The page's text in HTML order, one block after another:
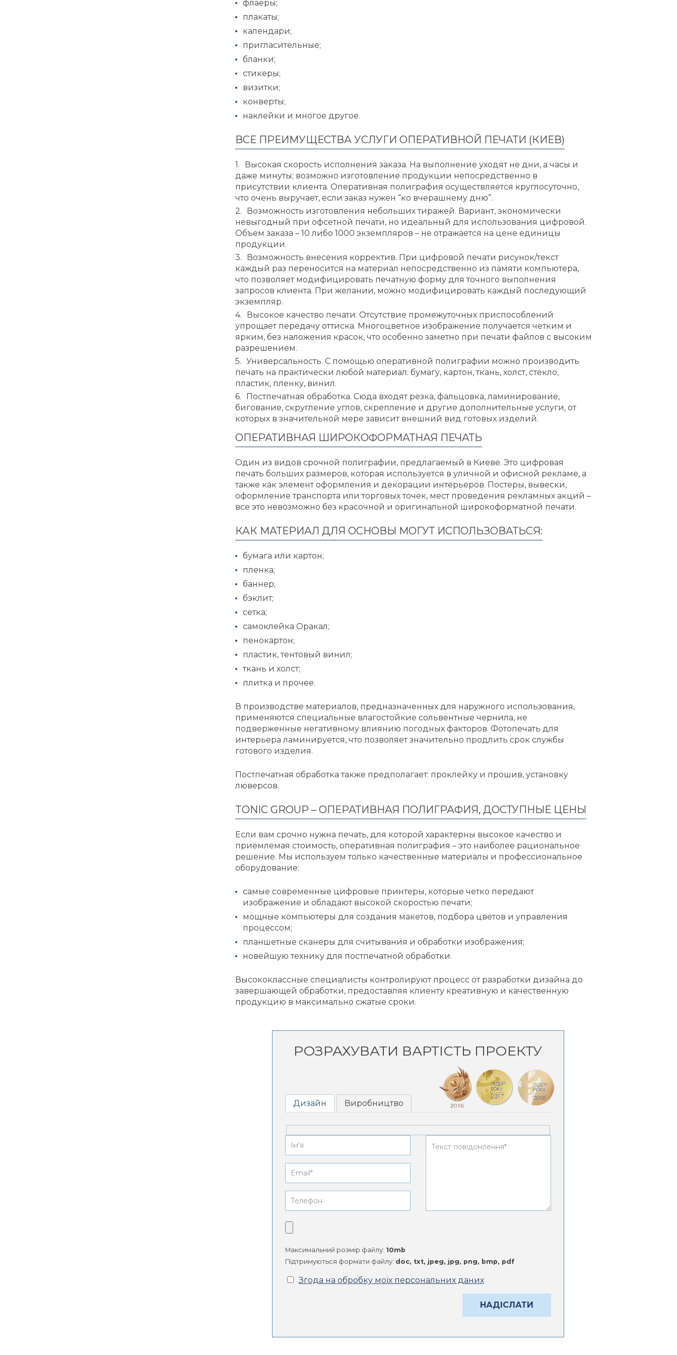
флаеры;
плакаты;
календари;
пригласительные;
бланки;
стикеры;
визитки;
конверты;
наклейки и многое другое.
ВСЕ ПРЕИМУЩЕСТВА УСЛУГИ ОПЕРАТИВНОЙ ПЕЧАТИ (КИЕВ)
Высокая скорость исполнения заказа. На выполнение уходят не дни, а часы и
даже минуты; возможно изготовление продукции непосредственно в
присутствии клиента. Оперативная полиграфия осуществляется круглосуточно,
что очень выручает, если заказ нужен “ко вчерашнему дню”.
Возможность изготовления небольших тиражей. Вариант, экономически
невыгодный при офсетной печати, но идеальный для использования цифровой.
Объем заказа – 10 либо 1000 экземпляров – не отражается на цене единицы
продукции.
Возможность внесения корректив. При цифровой печати рисунок/текст
каждый раз переносится на материал непосредственно из памяти компьютера,
что позволяет модифицировать печатную форму для точного выполнения
запросов клиента. При желании, можно модифицировать каждый последующий
экземпляр.
Высокое качество печати. Отсутствие промежуточных приспособлений
упрощает передачу оттиска. Многоцветное изображение получается четким и
ярким, без наложения красок, что особенно заметно при печати файлов с высоким
разрешением.
Универсальность. С помощью оперативной полиграфии можно производить
печать на практически любой материал: бумагу, картон, ткань, холст, стекло,
пластик, пленку, винил.
Постпечатная обработка. Сюда входят резка, фальцовка, ламинирование,
бигование, скругление углов, скрепление и другие дополнительные услуги, от
которых в значительной мере зависит внешний вид готовых изделий.
ОПЕРАТИВНАЯ ШИРОКОФОРМАТНАЯ ПЕЧАТЬ
Один из видов срочной полиграфии, предлагаемый в Киеве. Это цифровая
печать больших размеров, которая используется в уличной и офисной рекламе, а
также как элемент оформления и декорации интерьеров. Постеры, вывески,
оформление транспорта или торговых точек, мест проведения рекламных акций –
все это невозможно без красочной и оригинальной широкоформатной печати.
КАК МАТЕРИАЛ ДЛЯ ОСНОВЫ МОГУТ ИСПОЛЬЗОВАТЬСЯ:
бумага или картон;
пленка;
баннер;
бэклит;
сетка;
самоклейка Оракал;
пенокартон;
пластик, тентовый винил;
ткань и холст;
плитка и прочее.
В производстве материалов, предназначенных для наружного использования,
применяются специальные влагостойкие сольвентные чернила, не
подверженные негативному влиянию погодных факторов. Фотопечать для
интерьера ламинируется, что позволяет значительно продлить срок службы
готового изделия.
Постпечатная обработка также предполагает: проклейку и прошив, установку
люверсов.
TONIC GROUP – ОПЕРАТИВНАЯ ПОЛИГРАФИЯ, ДОСТУПНЫЕ ЦЕНЫ
Если вам срочно нужна печать, для которой характерны высокое качество и
приемлемая стоимость, оперативная полиграфия – это наиболее рациональное
решение. Мы используем только качественные материалы и профессиональное
оборудование:
самые современные цифровые принтеры, которые четко передают
изображение и обладают высокой скоростью печати;
мощные компьютеры для создания макетов, подбора цветов и управления
процессом;
планшетные сканеры для считывания и обработки изображения;
новейшую технику для постпечатной обработки.
Высококлассные специалисты контролируют процесс от разработки дизайна до
завершающей обработки, предоставляя клиенту креативную и качественную
продукцию в максимально сжатые сроки.
РОЗРАХУВАТИ ВАРТІСТЬ ПРОЕКТУ
Дизайн Виробництво
Максимальний розмір файлу: 10mb
Підтримуються формати файлу: doc, txt, jpeg, jpg, png, bmp, pdf
Згода на обробку моїх персональних даних